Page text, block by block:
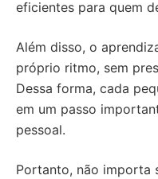
eficientes para quem
Além disso, o
próprio ritmo, sem
Dessa forma, cada
em um passo
pessoal.
Portanto, não importa